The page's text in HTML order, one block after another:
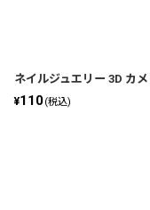
ネイルジュエリー 3D カ
¥110(税込)